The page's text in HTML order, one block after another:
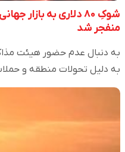
شوکِ ۸۰ دلاری به
منفجر شد
به دنبال عدم حضور هیئت
به دلیل تحولات منطقه و